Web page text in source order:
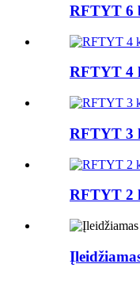
RFTYT 6
RFTYT 4
RFTYT 3
RFTYT 2